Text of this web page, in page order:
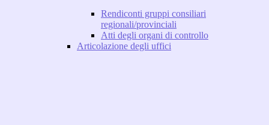
Rendiconti gruppi consiliari
regionali/provinciali
Atti degli organi di controllo
Articolazione degli uffici